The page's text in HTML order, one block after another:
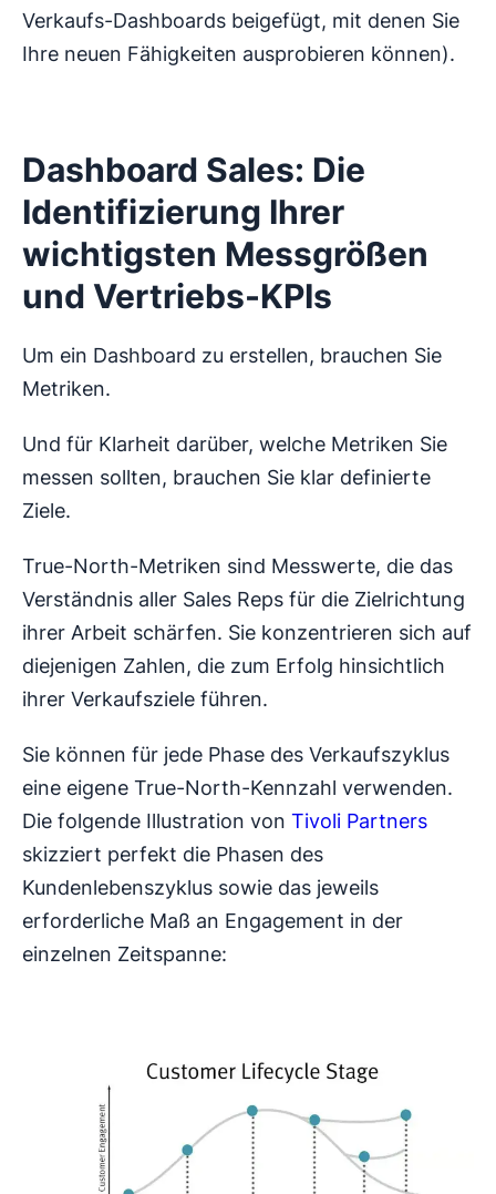
Verkaufs-Dashboards beigefügt, mit denen Sie
Ihre neuen Fähigkeiten ausprobieren können).
Dashboard Sales: Die
Identifizierung Ihrer
wichtigsten Messgrößen
und Vertriebs-KPIs
Um ein Dashboard zu erstellen, brauchen Sie
Metriken.
Und für Klarheit darüber, welche Metriken Sie
messen sollten, brauchen Sie klar definierte
Ziele.
True-North-Metriken sind Messwerte, die das
Verständnis aller Sales Reps für die Zielrichtung
ihrer Arbeit schärfen. Sie konzentrieren sich auf
diejenigen Zahlen, die zum Erfolg hinsichtlich
ihrer Verkaufsziele führen.
Sie können für jede Phase des Verkaufszyklus
eine eigene True-North-Kennzahl verwenden.
Die folgende Illustration von Tivoli Partners
skizziert perfekt die Phasen des
Kundenlebenszyklus sowie das jeweils
erforderliche Maß an Engagement in der
einzelnen Zeitspanne: